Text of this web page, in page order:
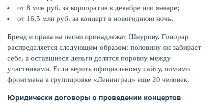
ЖУРНАЛ
от 8 млн руб. за корпоратив в декабре или январе;
от 16,5 млн руб. за концерт в новогоднюю ночь.
Бренд и права на песни принадлежат Шнурову. Гонорар
распределяется следующим образом: половину он забирает
себе, а оставшиеся деньги делятся поровну между
участниками. Если верить официальному сайту, помимо
фронтмена в группировке «Ленинград» еще 20 человек.
Юридически договоры о проведении концертов